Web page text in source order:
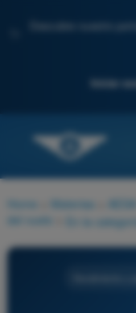
Descubre nuestro
Iniciar
Home Materias
del vuelo